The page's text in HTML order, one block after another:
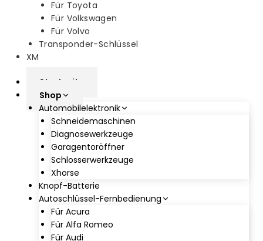
Für Toyota
Für Volkswagen
Für Volvo
Transponder-Schlüssel
XM
Startseite
Shop
Automobilelektronik
Schneidemaschinen
Diagnosewerkzeuge
Garagentoröffner
Schlosserwerkzeuge
Xhorse
Knopf-Batterie
Autoschlüssel-Fernbedienung
Für Acura
Für Alfa Romeo
Für Audi